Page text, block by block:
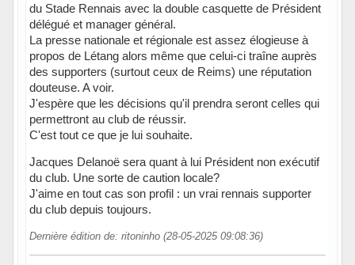
du Stade Rennais avec la double casquette de Président
délégué et manager général.
La presse nationale et régionale est assez élogieuse à
propos de Létang alors même que celui-ci traîne auprès
des supporters (surtout ceux de Reims) une réputation
douteuse. A voir.
J'espère que les décisions qu'il prendra seront celles qui
permettront au club de réussir.
C'est tout ce que je lui souhaite.
Jacques Delanoë sera quant à lui Président non exécutif
du club. Une sorte de caution locale?
J'aime en tout cas son profil : un vrai rennais supporter
du club depuis toujours.
Dernière édition de: ritoninho (28-05-2025 09:08:36)